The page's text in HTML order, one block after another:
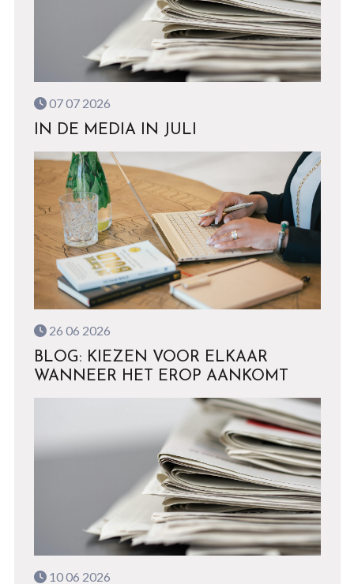
07 07 2026
IN DE MEDIA IN JULI
26 06 2026
BLOG: KIEZEN VOOR ELKAAR
WANNEER HET EROP AANKOMT
10 06 2026